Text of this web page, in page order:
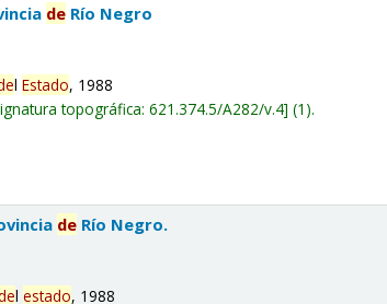
de Río Negro
lEstado, 1988
topográfica:621.374.5/A282/v.4 (1).
de Río Negro.
lestado, 1988